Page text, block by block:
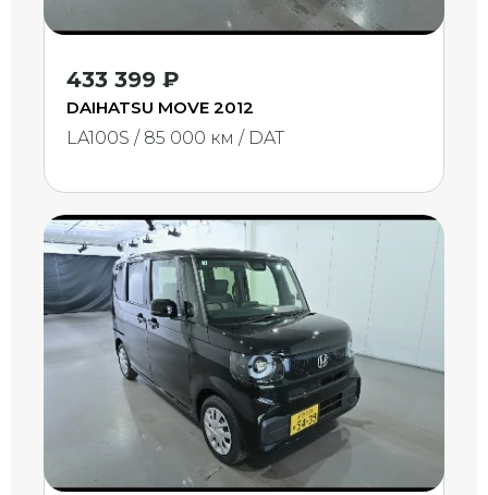
433 399 ₽
DAIHATSU MOVE 2012
LA100S / 85 000 км / DAT